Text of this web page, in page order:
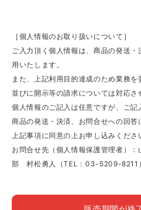
［個人情報のお取り扱いについて］
ご入力頂く個人情報は、商品の発送
用いたします。
また、上記利用目的達成のため業務を
並びに開示等の請求については対応さ
個人情報のご記入は任意ですが、ご記
商品の発送・決済、お問合せへの回答
上記事項に同意の上お申し込みくださ
お問合せ先（個人情報保護管理者）
部 村松勇人（TEL：03-5209-8211）